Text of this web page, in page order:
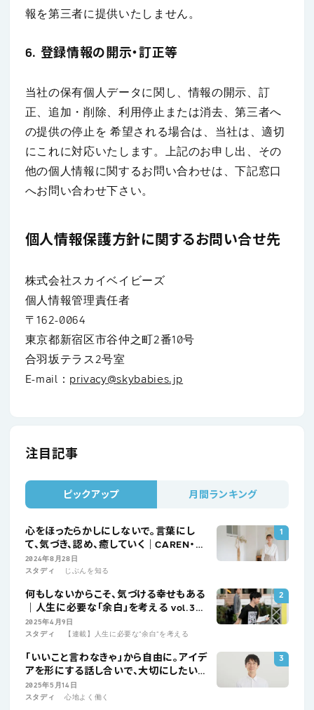
報を第三者に提供いたしません。
6. 登録情報の開示・訂正等
当社の保有個人データに関し、情報の開示、訂
正、追加・削除、利用停止または消去、第三者へ
の提供の停止を 希望される場合は、当社は、適切
にこれに対応いたします。上記のお申し出、その
他の個人情報に関するお問い合わせは、下記窓口
へお問い合わせ下さい。
個人情報保護方針に関するお問い合せ先
株式会社スカイベイビーズ
個人情報管理責任者
〒162-0064
東京都新宿区市谷仲之町2番10号
合羽坂テラス2号室
E-mail： privacy@skybabies.jp
注目記事
ピックアップ 月間ランキング
心をほったらかしにしないで。言葉にし
て、気づき、認め、癒していく｜CAREN・松
浦桃子
2024年8月28日
スタディ
じぶんを知る
何もしないからこそ、気づける幸せもある
｜人生に必要な「余白」を考える vol.3
ぼーっとする大会プロデューサー・古井敬
人
2025年4月9日
スタディ
【連載】人生に必要な“余白“を考える
「いいこと言わなきゃ」から自由に。アイデ
アを形にする話し合いで、大切にしたいこ
と│高橋晋平さんインタビュー
2025年5月14日
スタディ
心地よく働く